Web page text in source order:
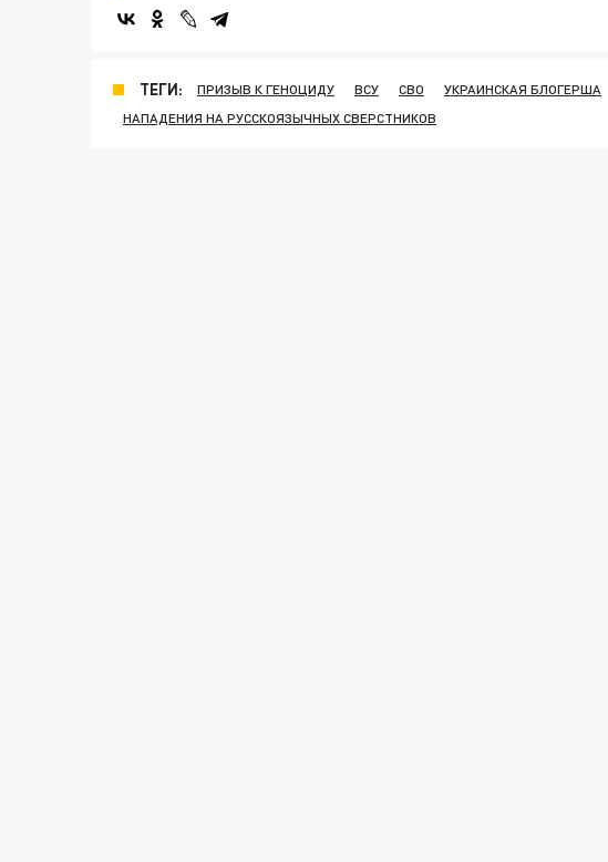
ТЕГИ: ПРИЗЫВ К ГЕНОЦИДУ ВСУ СВО
УКРАИНСКАЯ БЛОГЕРША
НАПАДЕНИЯ НА РУССКОЯЗЫЧНЫХ СВЕРСТНИКОВ